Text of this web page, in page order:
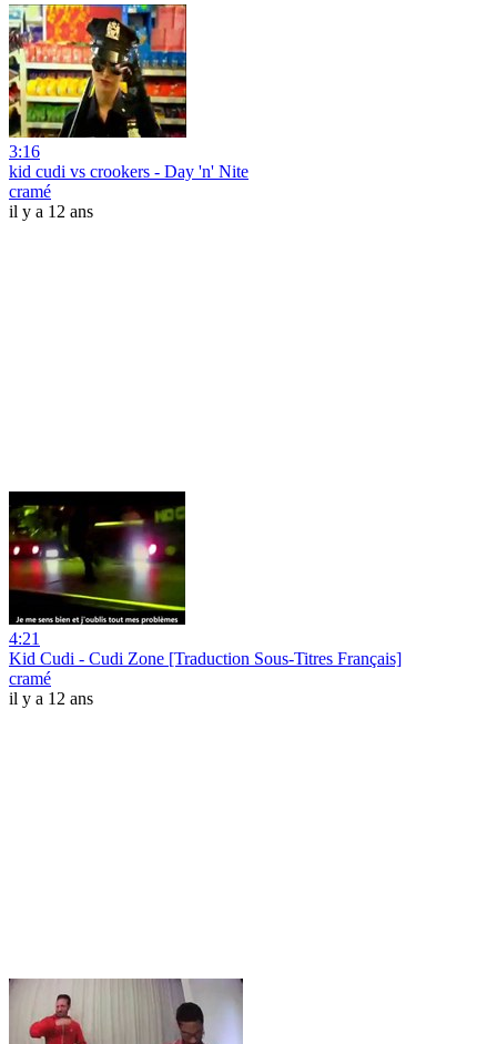
3:16
kid cudi vs crookers - Day 'n' Nite
cramé
il y a 12 ans
4:21
Kid Cudi - Cudi Zone [Traduction Sous-Titres Français]
cramé
il y a 12 ans